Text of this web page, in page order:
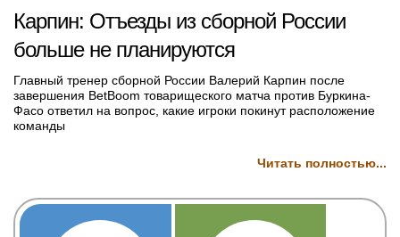
Карпин: Отъезды из сборной России
больше не планируются
Главный тренер сборной России Валерий Карпин после
завершения BetBoom товарищеского матча против Буркина-
Фасо ответил на вопрос, какие игроки покинут расположение
команды
Читать полностью...